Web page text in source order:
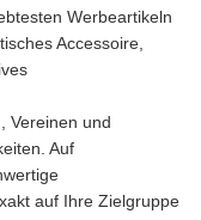
Werbeartikeln
Accessoire,
Vereinen und
Auf
auf Ihre Zielgruppe